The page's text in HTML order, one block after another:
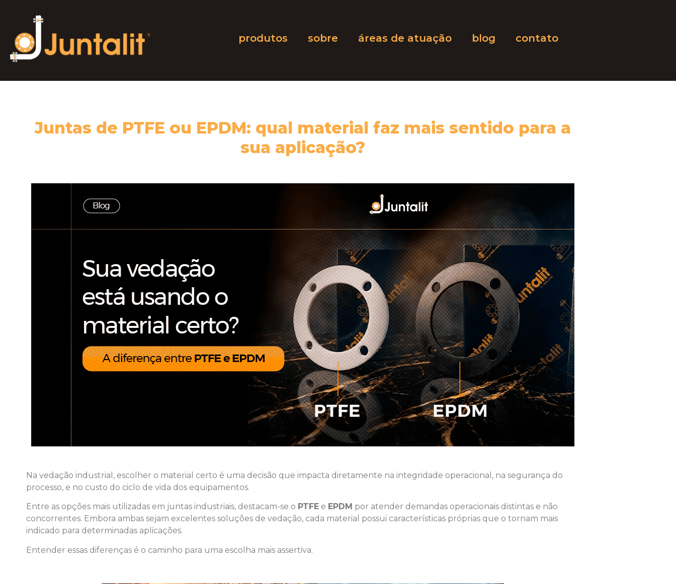
produtos sobre áreas de atuação blog contato
Juntas de PTFE ou EPDM: qual material faz mais sentido para a
sua aplicação?
Na vedação industrial, escolher o material certo é uma decisão que impacta diretamente na integridade operacional, na segurança do
processo, e no custo do ciclo de vida dos equipamentos.
Entre as opções mais utilizadas em juntas industriais, destacam-se o PTFE e EPDM por atender demandas operacionais distintas e não
concorrentes. Embora ambas sejam excelentes soluções de vedação, cada material possui características próprias que o tornam mais
indicado para determinadas aplicações.
Entender essas diferenças é o caminho para uma escolha mais assertiva.